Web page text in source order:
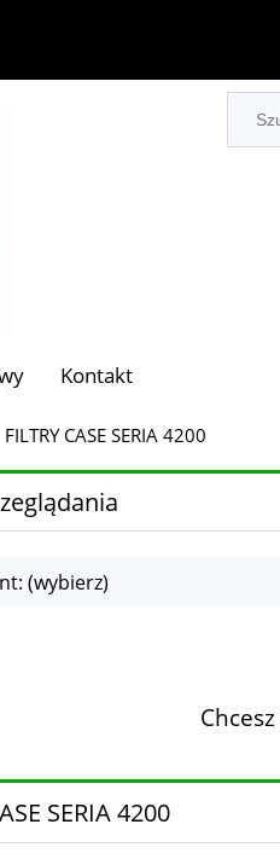
Kontakt
FILTRY CASE SERIA 4200
(wybierz)
SERIA 4200